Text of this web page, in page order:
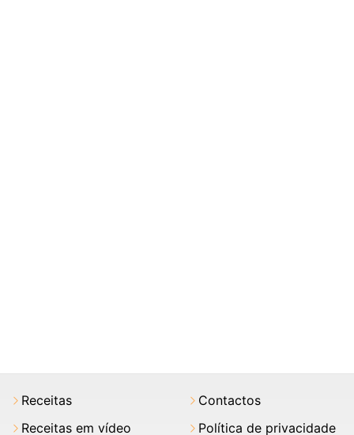
Receitas
Receitas em vídeo
Contactos
Política de privacidade